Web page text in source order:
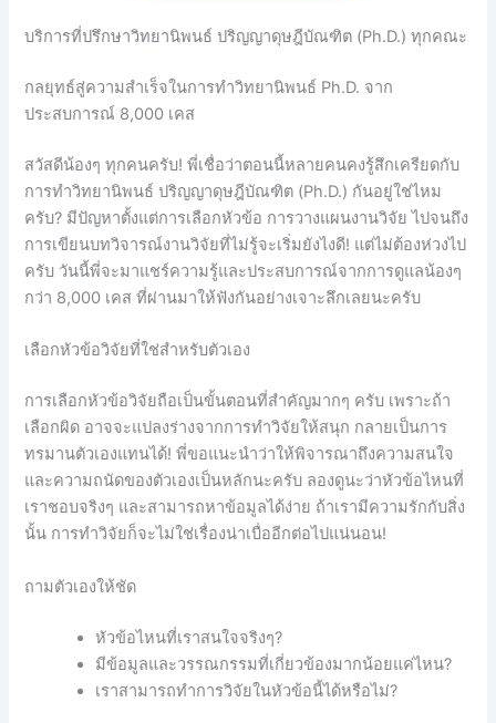
บริการที่ปรึกษาวิทยานิพนธ์ ปริญญาดุษฎีบัณฑิต (Ph.D.) ทุกคณะ
กลยุทธ์สู่ความสำเร็จในการทำวิทยานิพนธ์ Ph.D. จาก
ประสบการณ์ 8,000 เคส
สวัสดีน้องๆ ทุกคนครับ! พี่เชื่อว่าตอนนี้หลายคนคงรู้สึกเครียดกับ
การทำวิทยานิพนธ์ ปริญญาดุษฎีบัณฑิต (Ph.D.) กันอยู่ใช่ไหม
ครับ? มีปัญหาตั้งแต่การเลือกหัวข้อ การวางแผนงานวิจัย ไปจนถึง
การเขียนบทวิจารณ์งานวิจัยที่ไม่รู้จะเริ่มยังไงดี! แต่ไม่ต้องห่วงไป
ครับ วันนี้พี่จะมาแชร์ความรู้และประสบการณ์จากการดูแลน้องๆ
กว่า 8,000 เคส ที่ผ่านมาให้ฟังกันอย่างเจาะลึกเลยนะครับ
เลือกหัวข้อวิจัยที่ใช่สำหรับตัวเอง
การเลือกหัวข้อวิจัยถือเป็นขั้นตอนที่สำคัญมากๆ ครับ เพราะถ้า
เลือกผิด อาจจะแปลงร่างจากการทำวิจัยให้สนุก กลายเป็นการ
ทรมานตัวเองแทนได้! พี่ขอแนะนำว่าให้พิจารณาถึงความสนใจ
และความถนัดของตัวเองเป็นหลักนะครับ ลองดูนะว่าหัวข้อไหนที่
เราชอบจริงๆ และสามารถหาข้อมูลได้ง่าย ถ้าเรามีความรักกับสิ่ง
นั้น การทำวิจัยก็จะไม่ใช่เรื่องน่าเบื่ออีกต่อไปแน่นอน!
ถามตัวเองให้ชัด
หัวข้อไหนที่เราสนใจจริงๆ?
มีข้อมูลและวรรณกรรมที่เกี่ยวข้องมากน้อยแค่ไหน?
เราสามารถทำการวิจัยในหัวข้อนี้ได้หรือไม่?